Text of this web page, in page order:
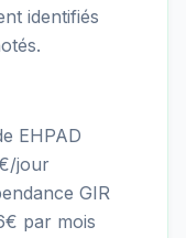
identifiés
EHPAD
jour
GIR
par mois